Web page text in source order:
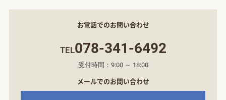
お電話でのお問い合わせ
TEL078-341-6492
受付時間：9:00 ～ 18:00
メールでのお問い合わせ